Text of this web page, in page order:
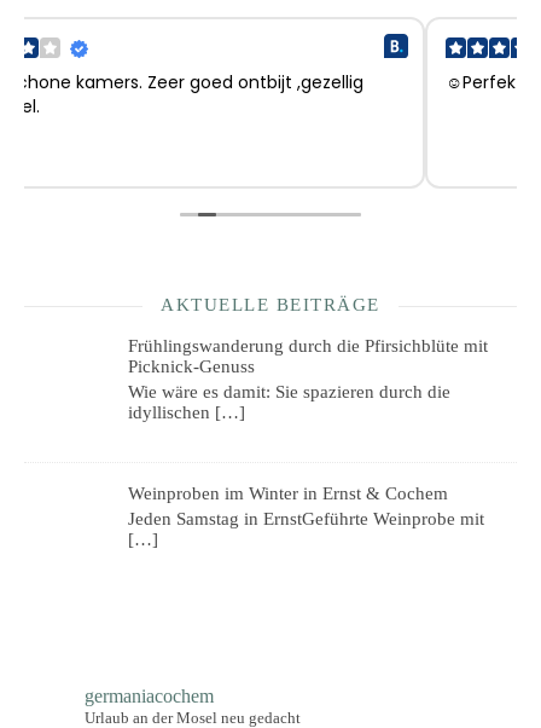
☺Perfekt läge, charmigt
AKTUELLE BEITRÄGE
Frühlingswanderung durch die Pfirsichblüte mit
Picknick-Genuss
Wie wäre es damit: Sie spazieren durch die
idyllischen […]
Weinproben im Winter in Ernst & Cochem
Jeden Samstag in ErnstGeführte Weinprobe mit
[…]
germaniacochem
Urlaub an der Mosel neu gedacht